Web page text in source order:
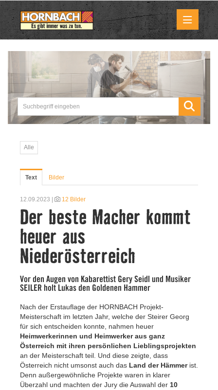
Pressemitteilungen
Downloads
Marktbilder
Kontakt
Alle
Text Bilder
12.09.2023 | 12 Bilder
Der beste Macher kommt
heuer aus
Niederösterreich
Vor den Augen von Kabarettist Gery Seidl und Musiker
SEILER holt Lukas den Goldenen Hammer
Nach der Erstauflage der HORNBACH Projekt-
Meisterschaft im letzten Jahr, welche der Steirer Georg
für sich entscheiden konnte, nahmen heuer
Heimwerkerinnen und Heimwerker aus ganz
Österreich mit ihren persönlichen Lieblingsprojekten
an der Meisterschaft teil. Und diese zeigte, dass
Österreich nicht umsonst auch das Land der Hämmerist.
Denn außergewöhnliche Projekte waren in klarer
Überzahl und machten der Jury die Auswahl der 10